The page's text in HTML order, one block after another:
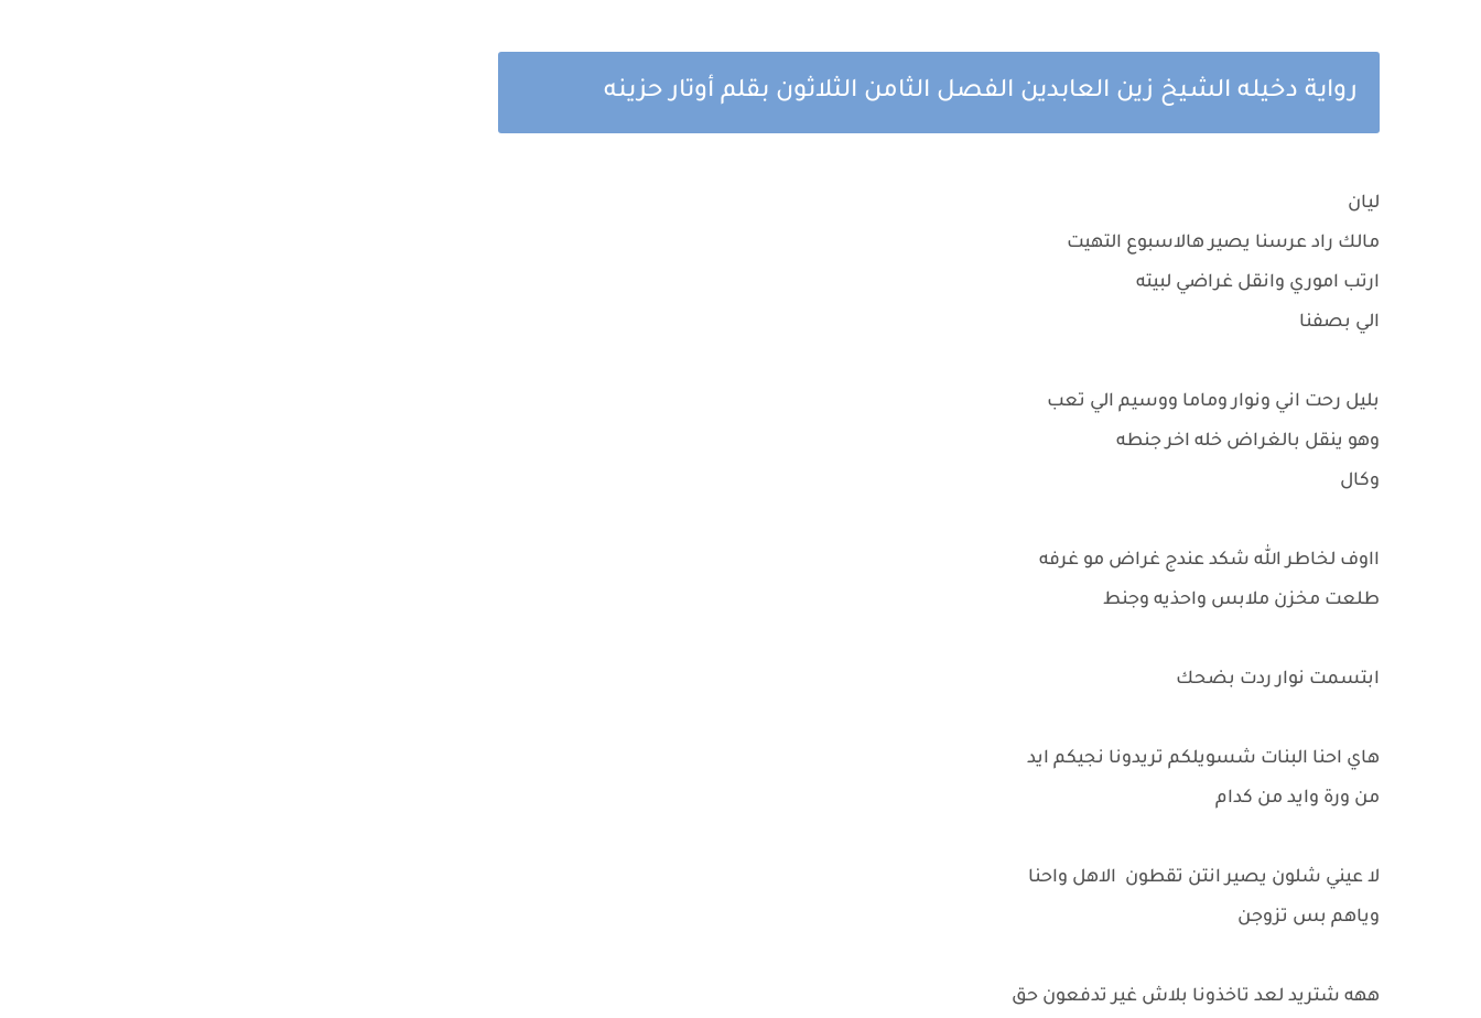
رواية دخيله الشيخ زين العابدين الفصل الثامن الثلاثون بقلم أوتار حزينه
ليان
مالك راد عرسنا يصير هالاسبوع التهيت
ارتب اموري وانقل غراضي لبيته
الي بصفنا
بليل رحت اني ونوار وماما ووسيم الي تعب
وهو ينقل بالغراض خله اخر جنطه
وكال
ااوف لخاطر الله شكد عندج غراض مو غرفه
طلعت مخزن ملابس واحذيه وجنط
ابتسمت نوار ردت بضحك
هاي احنا البنات شسويلكم تريدونا نجيكم ايد
من ورة وايد من كدام
لا عيني شلون يصير انتن تقطون الاهل واحنا
وياهم بس تزوجن
ههه شتريد لعد تاخذونا بلاش غير تدفعون حق